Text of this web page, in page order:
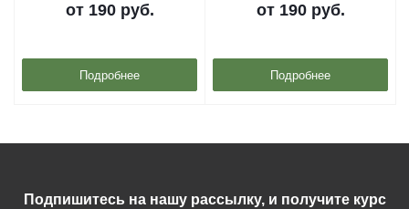
от 190 руб.
Подробнее
от 190 руб.
Подробнее
Подпишитесь на нашу рассылку, и получите курс